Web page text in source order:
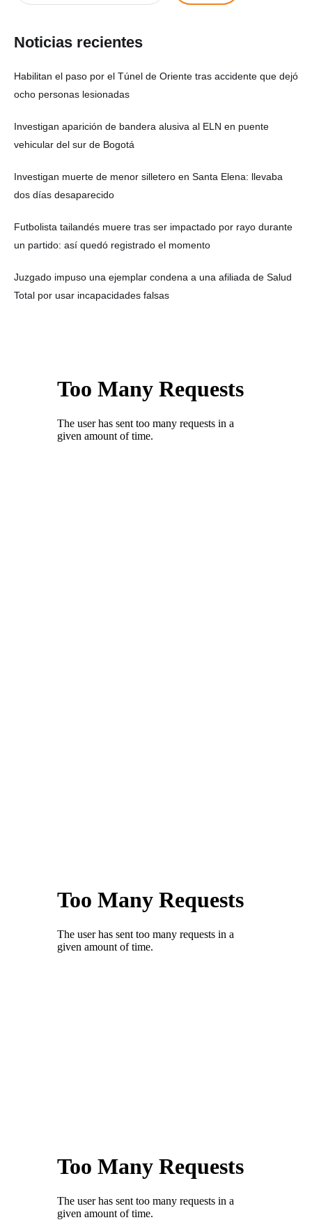
Noticias recientes
Habilitan el paso por el Túnel de Oriente tras accidente que dejó
ocho personas lesionadas
Investigan aparición de bandera alusiva al ELN en puente
vehicular del sur de Bogotá
Investigan muerte de menor silletero en Santa Elena: llevaba
dos días desaparecido
Futbolista tailandés muere tras ser impactado por rayo durante
un partido: así quedó registrado el momento
Juzgado impuso una ejemplar condena a una afiliada de Salud
Total por usar incapacidades falsas